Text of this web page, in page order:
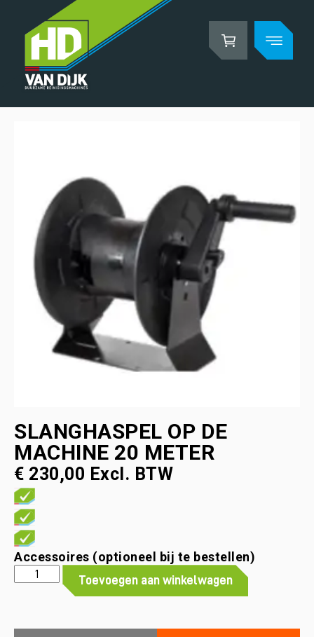
SLANGHASPEL OP DE
MACHINE 20 METER
€ 230,00 Excl. BTW
Accessoires (optioneel bij te bestellen)
Toevoegen aan winkelwagen